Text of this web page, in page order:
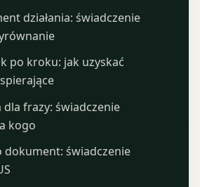
działania: świadczenie
po kroku: jak uzyskać
dla frazy: świadczenie
kogo
dokument: świadczenie